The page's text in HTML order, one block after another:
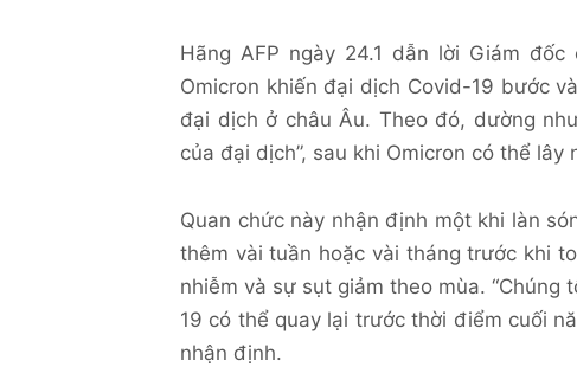
Hãng AFP ngày 24.1 dẫn lời Giám
Omicron khiến đại dịch Covid-19 bước
đại dịch ở châu Âu. Theo đó, dường
của đại dịch”, sau khi Omicron có thể
Quan chức này nhận định một khi làn
thêm vài tuần hoặc vài tháng trước khi
nhiễm và sự sụt giảm theo mùa.
19 có thể quay lại trước thời điểm cuối
nhận định.